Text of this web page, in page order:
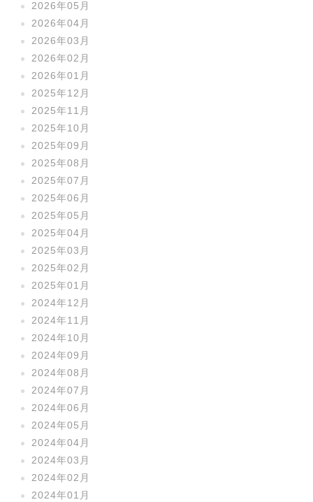
2026年05月
2026年04月
2026年03月
2026年02月
2026年01月
2025年12月
2025年11月
2025年10月
2025年09月
2025年08月
2025年07月
2025年06月
2025年05月
2025年04月
2025年03月
2025年02月
2025年01月
2024年12月
2024年11月
2024年10月
2024年09月
2024年08月
2024年07月
2024年06月
2024年05月
2024年04月
2024年03月
2024年02月
2024年01月